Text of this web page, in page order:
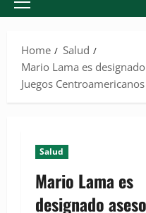
Primary
Home
Salud
Mario Lama es
Juegos
Salud
Mario Lama es
designado